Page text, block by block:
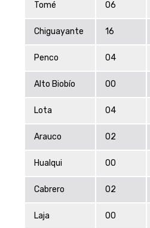
Tomé 06
Chiguayante 16
Penco 04
Alto Biobío 00
Lota 04
Arauco 02
Hualqui 00
Cabrero 02
Laja 00